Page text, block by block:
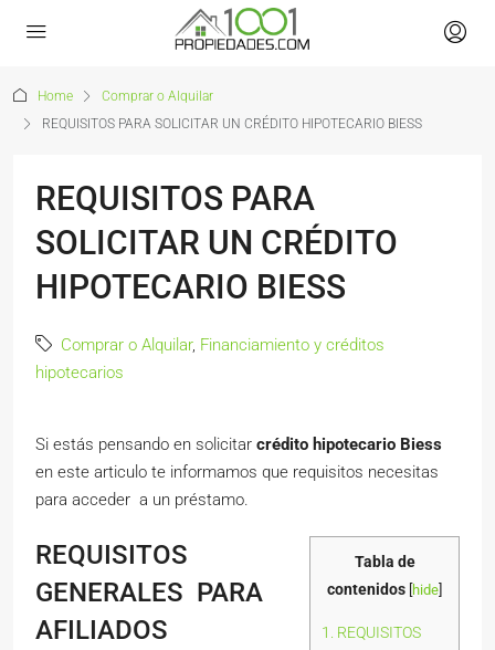
Home
Comprar o Alquilar
REQUISITOS PARA SOLICITAR UN CRÉDITO HIPOTECARIO BIESS
REQUISITOS PARA
SOLICITAR UN CRÉDITO
HIPOTECARIO BIESS
Comprar o Alquilar, Financiamiento y créditos
hipotecarios
Si estás pensando en solicitar crédito hipotecario Biess
en este articulo te informamos que requisitos necesitas
para acceder a un préstamo.
Tabla de
contenidos hide
1. REQUISITOS
REQUISITOS
GENERALES PARA
AFILIADOS